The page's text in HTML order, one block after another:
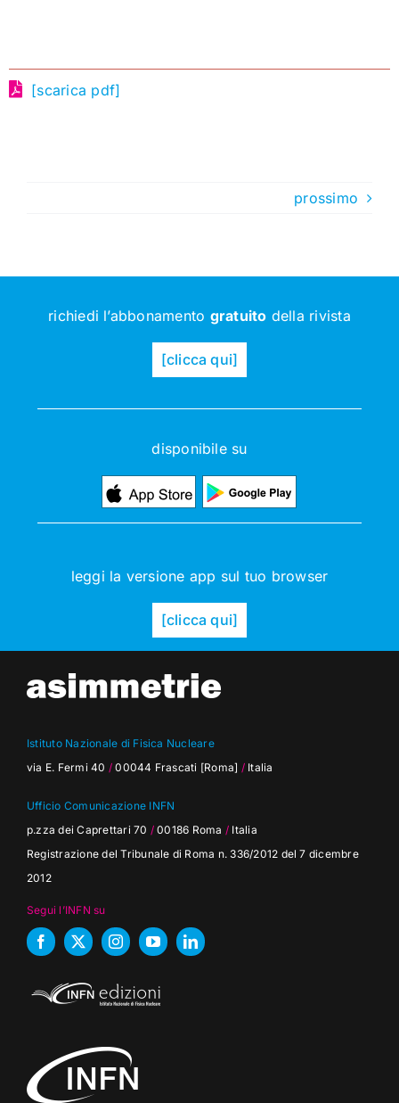
[scarica pdf]
prossimo
richiedi l’abbonamento gratuito della rivista
[clicca qui]
disponibile su
leggi la versione app sul tuo browser
[clicca qui]
Istituto Nazionale di Fisica Nucleare
via E. Fermi 40 / 00044 Frascati [Roma] /Italia
Ufficio Comunicazione INFN
p.zza dei Caprettari 70 / 00186 Roma / Italia
Registrazione del Tribunale di Roma n. 336/2012 del 7 dicembre
2012
Segui l’INFN su